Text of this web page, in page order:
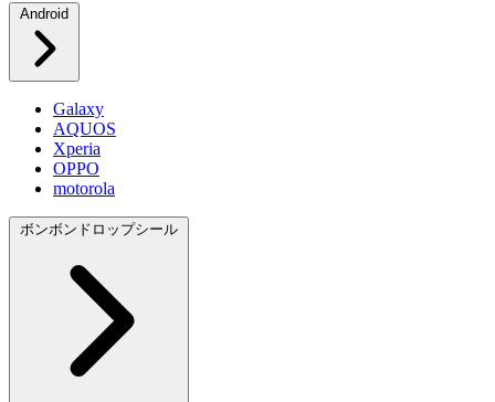
Android
Galaxy
AQUOS
Xperia
OPPO
motorola
ボンボンドロップシール